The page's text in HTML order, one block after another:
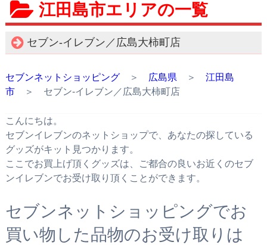
江田島市エリアの一覧
セブン‐イレブン／広島大柿町店
セブンネットショッピング＞ 広島県 ＞ 江田島
市＞ セブン‐イレブン／広島大柿町店
こんにちは。
セブンイレブンのネットショップで、あなたの探している
グッズがキット見つかります。
ここでお買上げ頂くグッズは、ご都合の良いお近くのセブ
ンイレブンでお受け取り頂くことができます。
セブンネットショッピングでお
買い物した品物のお受け取りは